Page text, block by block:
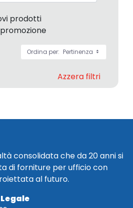
prodotti
Ordina per: Pertinenza
Azzera filtri
consolidata che da 20 anni si
di forniture per ufficio con
al futuro.